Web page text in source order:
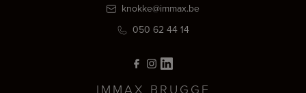
knokke@immax.be
050 62 44 14
IMMAX BRUGGE